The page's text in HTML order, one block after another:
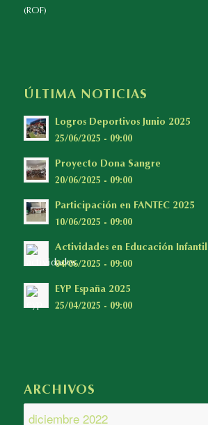
(ROF)
ÚLTIMA NOTICIAS
Logros Deportivos Junio 2025
25/06/2025 - 09:00
Proyecto Dona Sangre
20/06/2025 - 09:00
Participación en FANTEC 2025
10/06/2025 - 09:00
Actividades en Educación Infantil
04/06/2025 - 09:00
EYP España 2025
25/04/2025 - 09:00
ARCHIVOS